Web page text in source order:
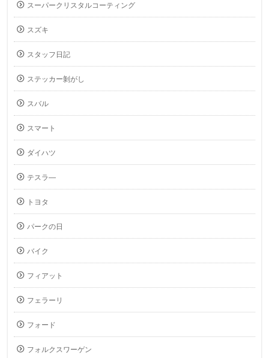
スーパークリスタルコーティング
スズキ
スタッフ日記
ステッカー剝がし
スバル
スマート
ダイハツ
テスラ―
トヨタ
パークの日
バイク
フィアット
フェラーリ
フォード
フォルクスワーゲン